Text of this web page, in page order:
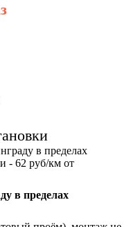
в пределах
- 62 руб/км от
в пределах